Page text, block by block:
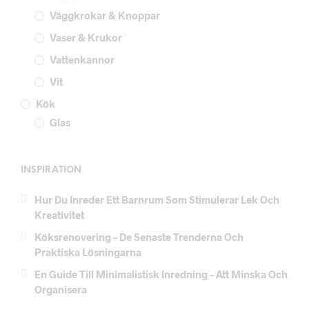
Väggkrokar & Knoppar
Vaser & Krukor
Vattenkannor
Vit
Kök
Glas
INSPIRATION
Hur Du Inreder Ett Barnrum Som Stimulerar Lek Och
Kreativitet
Köksrenovering – De Senaste Trenderna Och
Praktiska Lösningarna
En Guide Till Minimalistisk Inredning – Att Minska Och
Organisera